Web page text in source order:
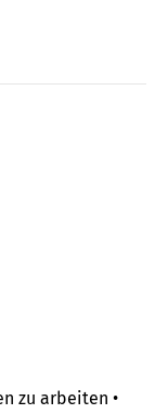
zu arbeiten •